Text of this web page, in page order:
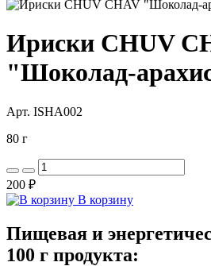
Ириски CHUV
"Шоколад-
Арт. ISHA002
80 г
200 ₽
В корзину
Пищевая и
100 г продукта: